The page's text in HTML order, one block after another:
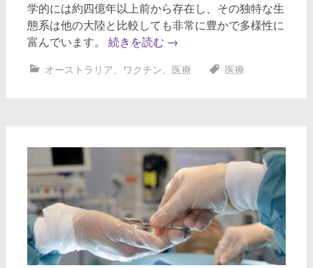
学的には約四億年以上前から存在し、その独特な生
態系は他の大陸と比較しても非常に豊かで多様性に
富んでいます。 続きを読む →
オーストラリア、 ワクチン、 医療 医療